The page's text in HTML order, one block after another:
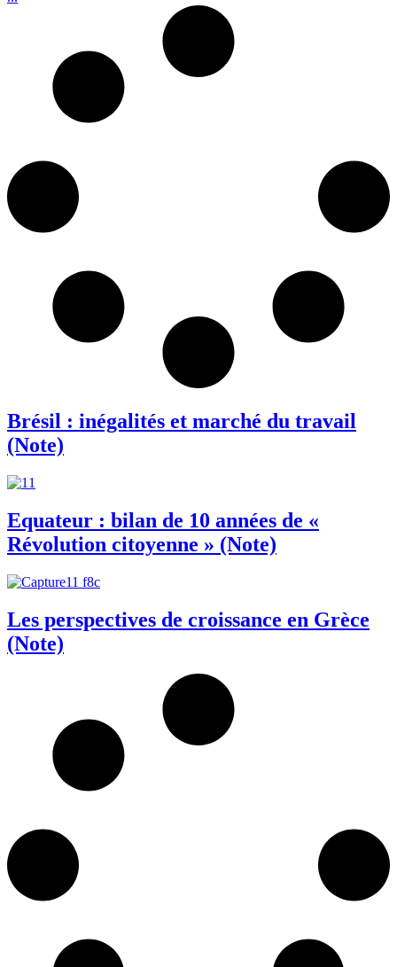
Brésil : inégalités et marché du travail
(Note)
Equateur : bilan de 10 années de «
Révolution citoyenne » (Note)
Les perspectives de croissance en Grèce
(Note)